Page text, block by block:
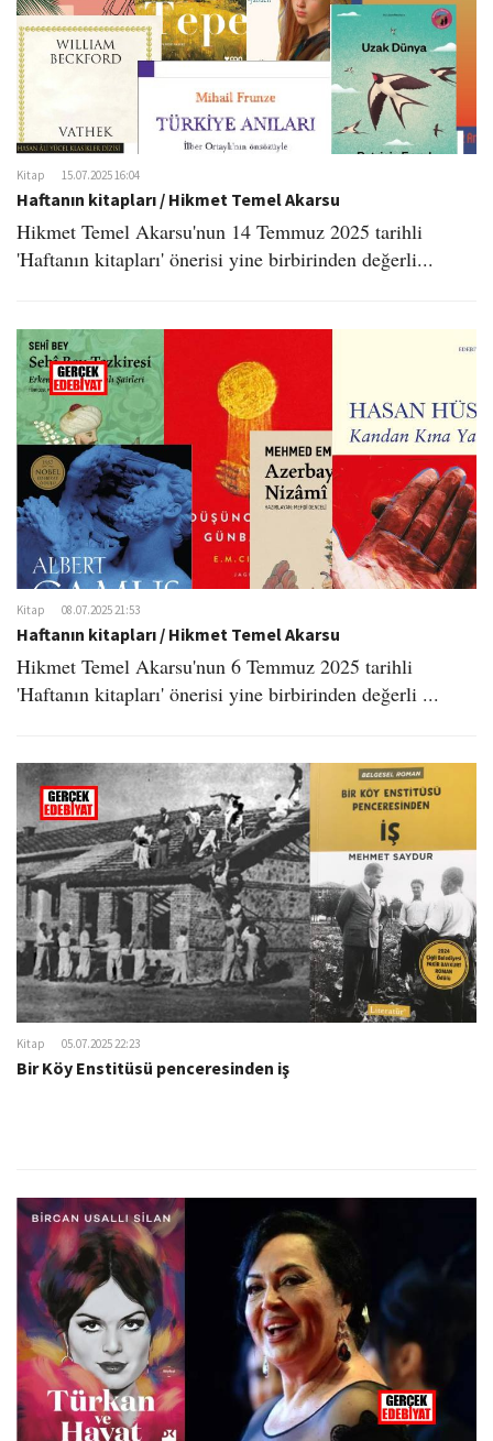
Kitap 15.07.2025 16:04
Haftanın kitapları / Hikmet Temel Akarsu
Hikmet Temel Akarsu'nun 14 Temmuz 2025 tarihli
'Haftanın kitapları' önerisi yine birbirinden değerli...
Kitap 08.07.2025 21:53
Haftanın kitapları / Hikmet Temel Akarsu
Hikmet Temel Akarsu'nun 6 Temmuz 2025 tarihli
'Haftanın kitapları' önerisi yine birbirinden değerli ...
Kitap 05.07.2025 22:23
Bir Köy Enstitüsü penceresinden iş